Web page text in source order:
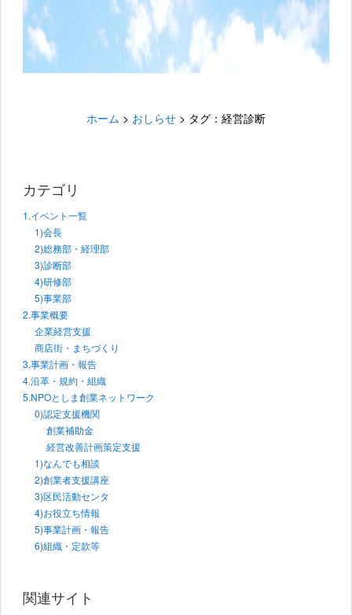
ホーム > おしらせ > タグ：経営診断
カテゴリ
1.イベント一覧
1)会長
2)総務部・経理部
3)診断部
4)研修部
5)事業部
2.事業概要
企業経営支援
商店街・まちづくり
3.事業計画・報告
4.沿革・規約・組織
5.NPOとしま創業ネットワーク
0)認定支援機関
創業補助金
経営改善計画策定支援
1)なんでも相談
2)創業者支援講座
3)区民活動センタ
4)お役立ち情報
5)事業計画・報告
6)組織・定款等
関連サイト